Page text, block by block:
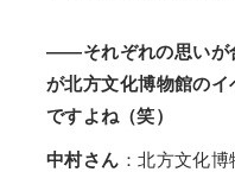
——それぞれの思いが
が北方文化博物館の
ですよね（笑）
中村さん ：北方文化